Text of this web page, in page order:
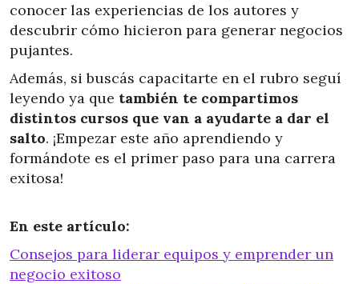
conocer las experiencias de los autores y
descubrir cómo hicieron para generar negocios
pujantes.
Además, si buscás capacitarte en el rubro seguí
leyendo ya que también te compartimos
distintos cursos que van a ayudarte a dar el
salto. ¡Empezar este año aprendiendo y
formándote es el primer paso para una carrera
exitosa!
En este artículo:
Consejos para liderar equipos y emprender un
negocio exitoso